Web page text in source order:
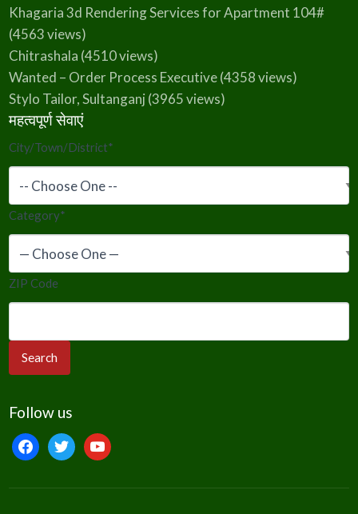
Khagaria 3d Rendering Services for Apartment 104#
(4563 views)
Chitrashala (4510 views)
Wanted – Order Process Executive(4358 views)
Stylo Tailor, Sultanganj (3965 views)
महत्वपूर्ण सेवाएं
City/Town/District*
Category*
ZIP Code
Follow us
facebooktwitteryoutube